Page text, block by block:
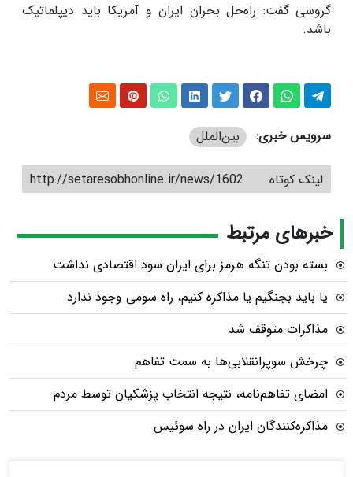
گروسی گفت: راه‌حل بحران ایران و آمریکا باید دیپلماتیک
باشد.
سرویس خبری: بین‌الملل
لینک کوتاه http://setaresobhonline.ir/news/1602
خبرهای مرتبط
بسته بودن تنگه هرمز برای ایران سود اقتصادی نداشت
یا باید بجنگیم یا مذاکره کنیم، راه سومی وجود ندارد
مذاکرات متوقف شد
چرخش سوپرانقلابی‌ها به سمت تفاهم
امضای تفاهم‌نامه، نتیجه انتخاب پزشکیان توسط مردم
مذاکره‌کنندگان ایران در راه سوئیس